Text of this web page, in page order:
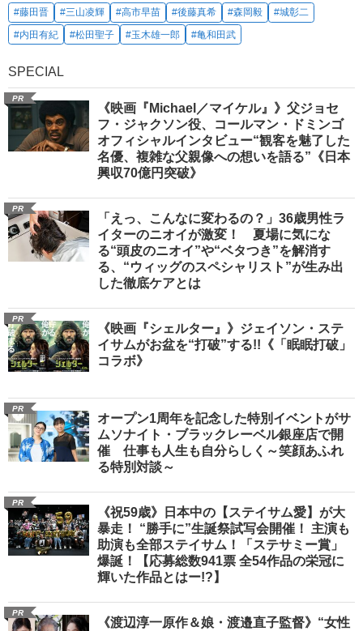
#藤田晋 #三山凌輝 #高市早苗 #後藤真希 #森岡毅
#城彰二
#内田有紀
#松田聖子 #玉木雄一郎 #亀和田武
SPECIAL
PR
《映画『Michael／マイケル』》父ジョセ
フ・ジャクソン役、コールマン・ドミンゴ
オフィシャルインタビュー“観客を魅了した
名優、複雑な父親像への想いを語る”《日本
興収70億円突破》
PR
「えっ、こんなに変わるの？」36歳男性ラ
イターのニオイが激変！ 夏場に気にな
る“頭皮のニオイ”や“ベタつき”を解消す
る、“ウィッグのスペシャリスト”が生み出
した徹底ケアとは
PR
《映画『シェルター』》ジェイソン・ステ
イサムがお盆を“打破”する!!《「眠眠打破」
コラボ》
PR
オープン1周年を記念した特別イベントがサ
ムソナイト・ブラックレーベル銀座店で開
催 仕事も人生も自分らしく～笑顔あふれ
る特別対談～
PR
《祝59歳》日本中の【ステイサム愛】が大
暴走！ “勝手に”生誕祭試写会開催！ 主演も
助演も全部ステイサム！「ステサミー賞」
爆誕！【応募総数941票 全54作品の栄冠に
輝いた作品とはー!?】
PR
《渡辺淳一原作＆娘・渡邉直子監督》“女性